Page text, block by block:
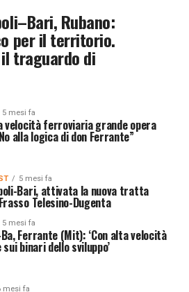
Rubano:
per il territorio.
traguardo di
5 mesi fa
velocità ferroviaria grande opera
alla logica di don Ferrante”
5 mesi fa
Bari, attivata la nuova tratta
Telesino-Dugenta
5 mesi fa
Ferrante (Mit): ‘Con alta velocità
binari dello sviluppo’
mesi fa